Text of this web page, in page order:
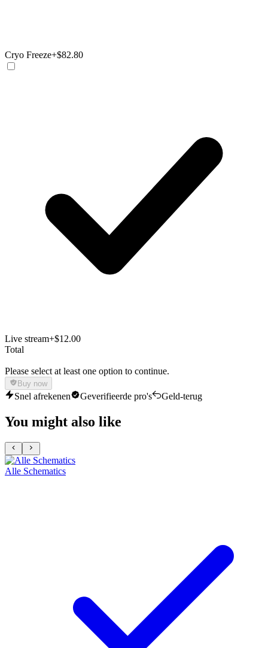
Cryo Freeze+$82.80
Live stream+$12.00
Total
Please select at least one option to continue.
Buy now
Snel afrekenen Geverifieerde pro's Geld-terug
You might also like
Alle Schematics